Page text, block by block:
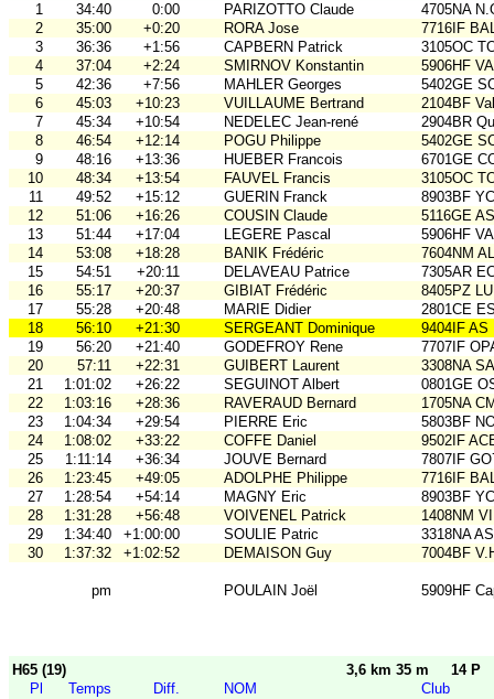
1
34:40 0:00 PARIZOTTO Claude
4705NA
2
35:00 +0:20 RORA Jose
7716IF
3
36:36 +1:56 CAPBERN Patrick
3105OC
4
37:04 +2:24 SMIRNOV Konstantin
5906HF
5
42:36 +7:56 MAHLER Georges
5402GE
6
45:03 +10:23 VUILLAUME Bertrand
2104BF
7
45:34 +10:54 NEDELEC Jean-rené
2904BR
8
46:54 +12:14 POGU Philippe
5402GE
9
48:16 +13:36 HUEBER Francois
6701GE
10
48:34 +13:54 FAUVEL Francis
3105OC
11
49:52 +15:12 GUERIN Franck
8903BF
12
51:06 +16:26 COUSIN Claude
5116GE
13
51:44 +17:04 LEGERE Pascal
5906HF
14
53:08 +18:28 BANIK Frédéric
7604NM
15
54:51 +20:11 DELAVEAU Patrice
7305AR
16
55:17 +20:37 GIBIAT Frédéric
8405PZ
17
55:28 +20:48 MARIE Didier
2801CE
18
56:10 +21:30 SERGEANT Dominique
9404IF AS
19
56:20 +21:40 GODEFROY Rene
7707IF
20
57:11 +22:31 GUIBERT Laurent
3308NA
21
1:01:02 +26:22 SEGUINOT Albert
0801GE
22
1:03:16 +28:36 RAVERAUD Bernard
1705NA
23
1:04:34 +29:54 PIERRE Eric
5803BF
24
1:08:02 +33:22 COFFE Daniel
9502IF
25
1:11:14 +36:34 JOUVE Bernard
7807IF
26
1:23:45 +49:05 ADOLPHE Philippe
7716IF
27
1:28:54 +54:14 MAGNY Eric
8903BF
28
1:31:28 +56:48 VOIVENEL Patrick
1408NM
29
1:34:40 +1:00:00 SOULIE Patric
3318NA
30
1:37:32 +1:02:52 DEMAISON Guy 7004BF
pm POULAIN Joël 5909HF
H65 (19) 3,6 km 35 m
14 P
Pl
Temps Diff. NOM
Club